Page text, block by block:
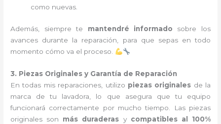
como nuevas.
Además, siempre te mantendré informado sobre los
avances durante la reparación, para que sepas en todo
momento cómo va el proceso.
3. Piezas Originales y Garantía de Reparación
En todas mis reparaciones, utilizo piezas originales de la
marca de tu lavadora, lo que asegura que tu equipo
funcionará correctamente por mucho tiempo. Las piezas
originales son más duraderas y compatibles al 100%